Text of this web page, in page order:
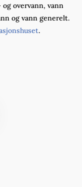
overvann, vann
og vann generelt.
.